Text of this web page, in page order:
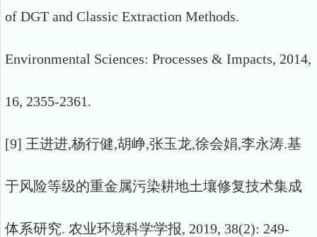
of DGT and Classic Extraction Methods.
Environmental Sciences: Processes & Impacts, 2014,
16, 2355-2361.
[9] 王进进,杨行健,胡峥,张玉龙,徐会娟,李永涛.基
于风险等级的重金属污染耕地土壤修复技术集成
体系研究. 农业环境科学学报, 2019, 38(2): 249-